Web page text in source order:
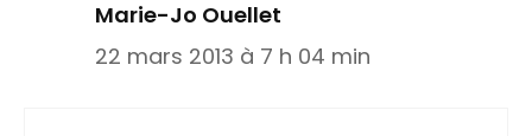
Marie-Jo Ouellet
22 mars 2013 à 7 h 04 min